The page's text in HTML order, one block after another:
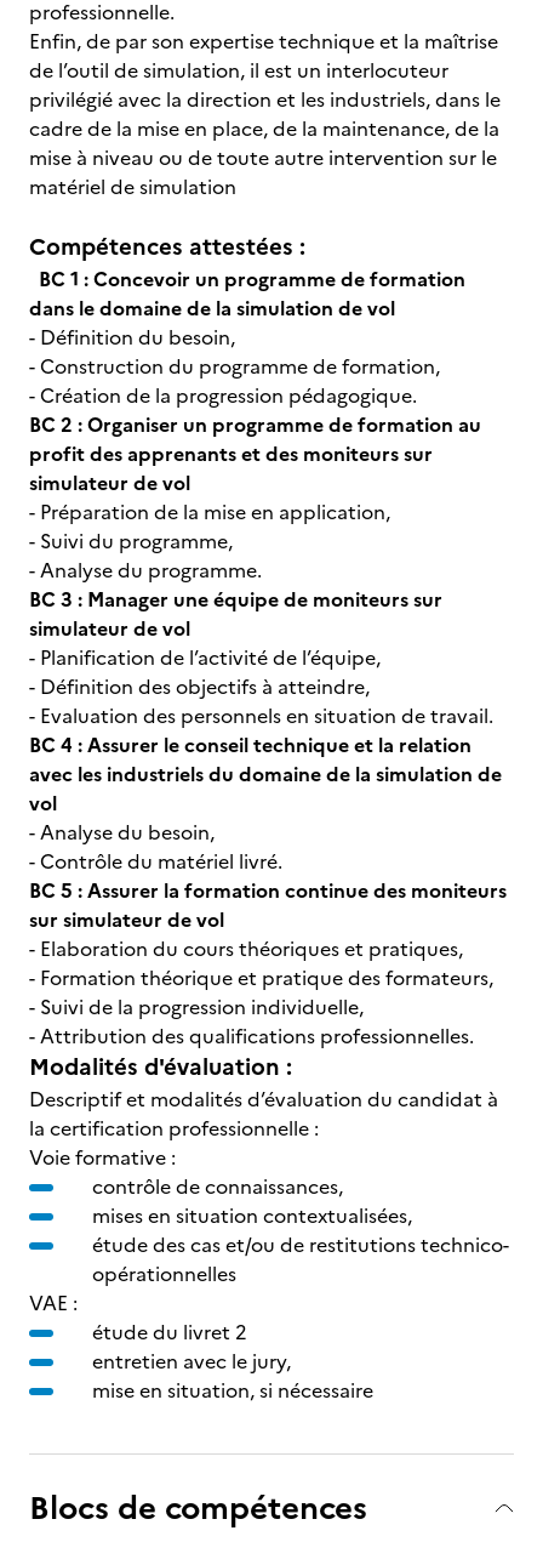
professionnelle.
Enfin, de par son expertise technique et la maîtrise
de l’outil de simulation, il est un interlocuteur
privilégié avec la direction et les industriels, dans le
cadre de la mise en place, de la maintenance, de la
mise à niveau ou de toute autre intervention sur le
matériel de simulation
Compétences attestées :
BC 1 : Concevoir un programme de formation
dans le domaine de la simulation de vol
- Définition du besoin,
- Construction du programme de formation,
- Création de la progression pédagogique.
BC 2 : Organiser un programme de formation au
profit des apprenants et des moniteurs sur
simulateur de vol
- Préparation de la mise en application,
- Suivi du programme,
- Analyse du programme.
BC 3 : Manager une équipe de moniteurs sur
simulateur de vol
- Planification de l’activité de l’équipe,
- Définition des objectifs à atteindre,
- Evaluation des personnels en situation de travail.
BC 4 : Assurer le conseil technique et la relation
avec les industriels du domaine de la simulation de
vol
- Analyse du besoin,
- Contrôle du matériel livré.
BC 5 : Assurer la formation continue des moniteurs
sur simulateur de vol
- Elaboration du cours théoriques et pratiques,
- Formation théorique et pratique des formateurs,
- Suivi de la progression individuelle,
- Attribution des qualifications professionnelles.
Modalités d'évaluation :
Descriptif et modalités d’évaluation du candidat à
la certification professionnelle :
Voie formative :
contrôle de connaissances,
mises en situation contextualisées,
étude des cas et/ou de restitutions technico-
opérationnelles
VAE :
étude du livret 2
entretien avec le jury,
mise en situation, si nécessaire
Blocs de compétences